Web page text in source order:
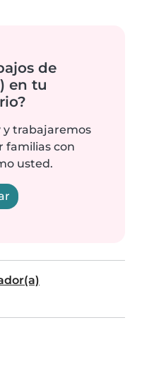
de
en tu
y trabajaremos
familias con
usted.